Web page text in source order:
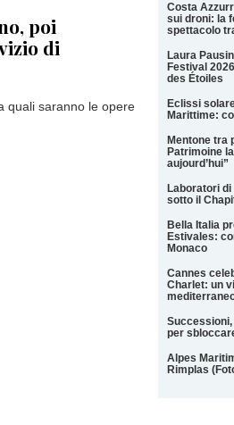
Costa
sui droni: la
spettacolo
Laura
Festival
des Étoiles
Eclissi
Marittime:
Mentone tra
Patrimoine
aujourd’hui”
Laboratori
sotto il
Bella Italia
Estivales:
Monaco
Cannes
Charlet: un
per
Alpes
Rimplas
poi
di
quali saranno le opere